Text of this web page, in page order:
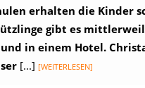
erhalten die Kinder
gibt es
in einem Hotel.
[...] [WEITERLESEN]